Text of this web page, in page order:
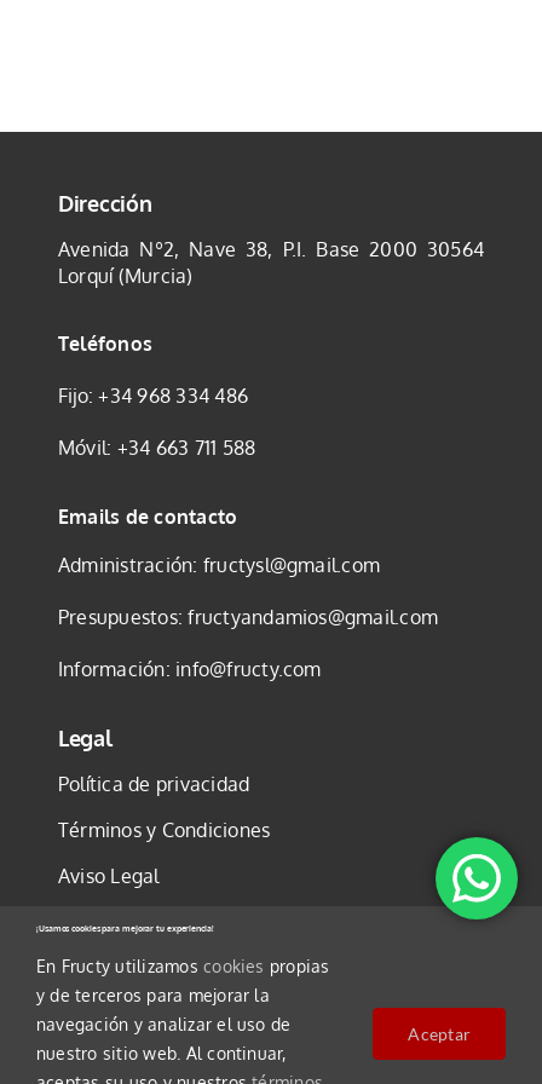
Dirección
Avenida Nº2, Nave 38, P.I. Base 2000 30564
Lorquí (Murcia)
Teléfonos
Fijo:+34 968 334 486
Móvil: +34 663 711 588
Emails de contacto
Administración: fructysl@gmail.com
Presupuestos:fructyandamios@gmail.com
Información: info@fructy.com
Legal
Política de privacidad
Términos y Condiciones
Aviso Legal
Política de cookies
©2025 FRUCTY, S.L.U. Todos los derechos
¡Usamos cookies para mejorar tu experiencia!
En Fructy utilizamoscookies propias
y de terceros para mejorar la
navegación y analizar el uso de
nuestro sitio web. Al continuar,
Aceptar